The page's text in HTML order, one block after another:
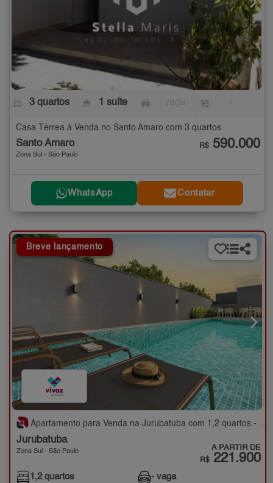
3 quartos 1 suíte
Casa Térrea à Venda no Santo Amaro com 3 quartos
Santo Amaro
Zona Sul - São Paulo
R$ 590.000
WhatsApp Contatar
Breve lançamento
Apartamento para Venda na Jurubatuba com 1,2 quartos - 25 a 35 m²
Jurubatuba
Zona Sul - São Paulo A PARTIR DE
R$ 221.900
1,2 quartos - vaga